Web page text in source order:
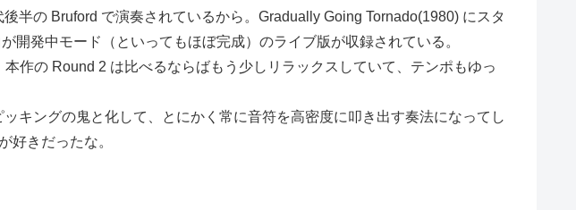
半の Bruford で演奏されているから。Gradually Going Tornado(1980) にスタ
開発中モード（といってもほぼ完成）のライブ版が収録されている。
作の Round 2 は比べるならばもう少しリラックスしていて、テンポもゆっ
キングの鬼と化して、とにかく常に音符を高密度に叩き出す奏法になってし
好きだったな。